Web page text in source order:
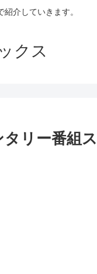
介していきます。
クス
リー番組ス